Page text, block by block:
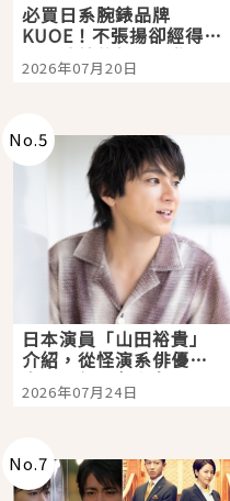
必買日系腕錶品牌
KUOE！不張揚卻經得起
時間洗鍊的經典之作五
選
2026年07月20日
No.5
日本演員「山田裕貴」
介紹，從怪演系俳優走
向國民級日劇主角
2026年07月24日
No.7